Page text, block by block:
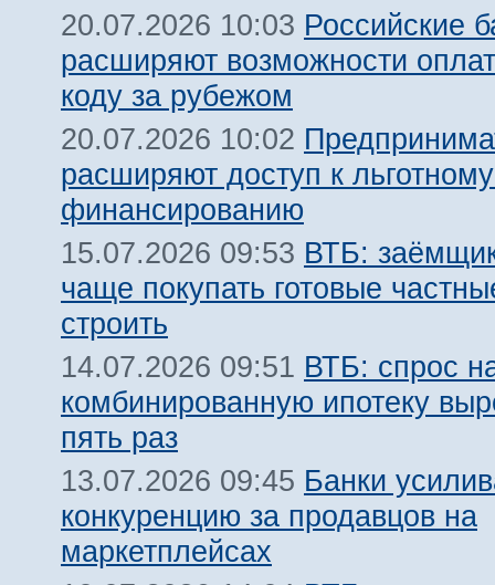
20.07.2026 10:03 Российские
расширяют возможности
коду за рубежом
20.07.2026 10:02
расширяют доступ к
финансированию
15.07.2026 09:53 ВТБ:
чаще покупать готовые
строить
14.07.2026 09:51 ВТБ: спрос
комбинированную ипотеку
пять раз
13.07.2026 09:45 Банки
конкуренцию за продавцов на
маркетплейсах